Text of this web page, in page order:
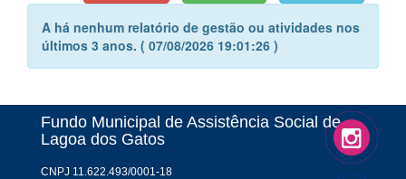
A há nenhum relatório de gestão ou atividades nos
últimos 3 anos. ( 07/08/2026 19:01:26 )
Fundo Municipal de Assistência Social de
Lagoa dos Gatos
CNPJ 11.622.493/0001-18